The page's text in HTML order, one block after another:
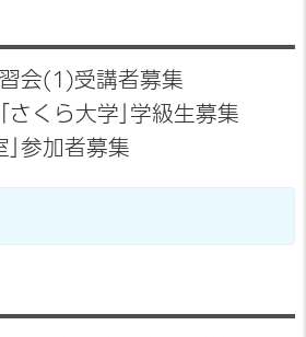
会(1)受講者募集
さくら大学｣学級生募集
｣参加者募集